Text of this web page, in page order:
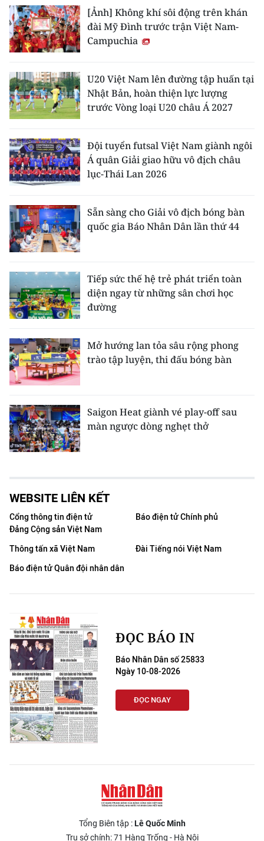
[Ảnh] Không khí sôi động trên khán
đài Mỹ Đình trước trận Việt Nam-
Campuchia
U20 Việt Nam lên đường tập huấn tại
Nhật Bản, hoàn thiện lực lượng
trước Vòng loại U20 châu Á 2027
Đội tuyển futsal Việt Nam giành ngôi
Á quân Giải giao hữu vô địch châu
lục-Thái Lan 2026
Sẵn sàng cho Giải vô địch bóng bàn
quốc gia Báo Nhân Dân lần thứ 44
Tiếp sức thế hệ trẻ phát triển toàn
diện ngay từ những sân chơi học
đường
Mở hướng lan tỏa sâu rộng phong
trào tập luyện, thi đấu bóng bàn
Saigon Heat giành vé play-off sau
màn ngược dòng nghẹt thở
WEBSITE LIÊN KẾT
Cổng thông tin điện tử
Đảng Cộng sản Việt Nam
Báo điện tử Chính phủ
Thông tấn xã Việt Nam
Đài Tiếng nói Việt Nam
Báo điện tử Quân đội nhân dân
ĐỌC BÁO IN
Báo Nhân Dân số 25833
Ngày 10-08-2026
ĐỌC NGAY
Tổng Biên tập :Lê Quốc Minh
Trụ sở chính: 71 Hàng Trống - Hà Nội